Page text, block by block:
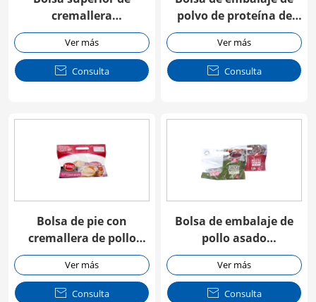
cremallera
personalizada para
polvo de proteína
Ver más
 Consulta
polvo de proteína de
cremallera
personalizada
Ver más
 Consulta
Bolsa de pie con
cremallera de pollo
asado personalizado
Ver más
 Consulta
Bolsa de embalaje de
pollo asado
personalizado con
cremallera
Ver más
 Consulta